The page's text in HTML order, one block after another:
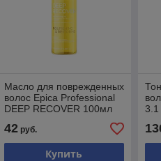
Масло для поврежденных
волос Epica Professional
DEEP RECOVER 100мл
42руб.
Купить